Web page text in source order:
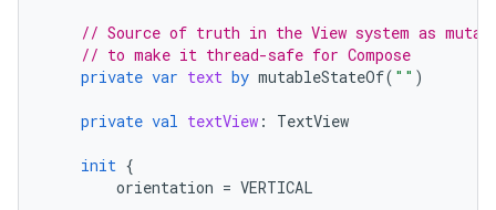
// Source of truth in the View system as
// to make it thread-safe for Compose
private var text by mutableStateOf( "" )
private val textView : TextView
init {
orientation = VERTICAL